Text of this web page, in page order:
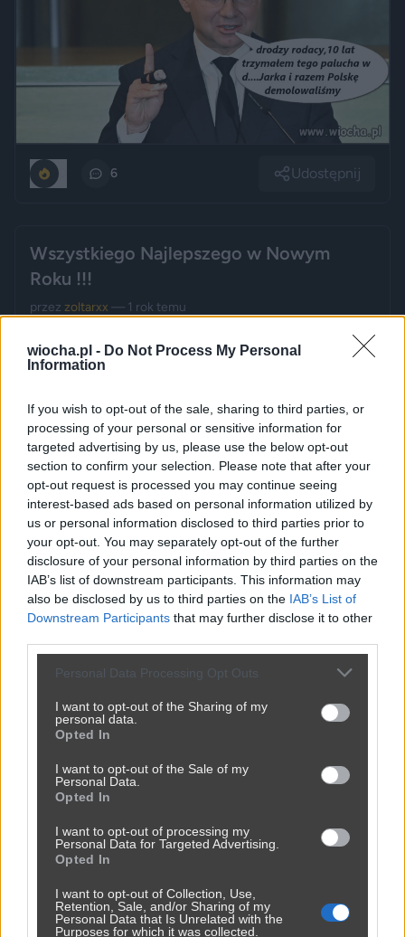
wiocha.pl - Do Not Process My Personal
Information
If you wish to opt-out of the sale, sharing to third parties, or
processing of your personal or sensitive information for
targeted advertising by us, please use the below opt-out
section to confirm your selection. Please note that after your
opt-out request is processed you may continue seeing
interest-based ads based on personal information utilized by
us or personal information disclosed to third parties prior to
your opt-out. You may separately opt-out of the further
disclosure of your personal information by third parties on the
IAB’s list of downstream participants. This information may
also be disclosed by us to third parties on the IAB’s List of
Downstream Participants that may further disclose it to other
Personal Data Processing Opt Outs
I want to opt-out of the Sharing of my
personal data.
Opted In
I want to opt-out of the Sale of my
Personal Data.
Opted In
I want to opt-out of processing my
Personal Data for Targeted Advertising.
Opted In
I want to opt-out of Collection, Use,
Retention, Sale, and/or Sharing of my
Personal Data that Is Unrelated with the
Purposes for which it was collected.
6 Udostępnij
Wszystkiego Najlepszego w Nowym
Roku !!!
przez zoltarxx — 1 rok temu
0
Nie da się temu
przezTYGRYS-1984— 1 rok temu
Kategoria: 🏛️Polityka